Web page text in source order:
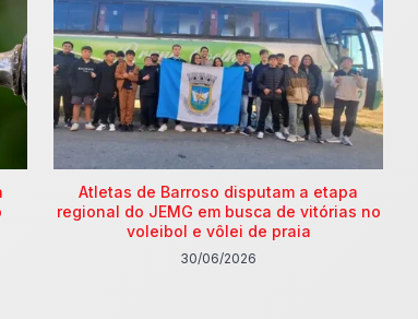
Atletas de Barroso disputam a etapa
regional do JEMG em busca de vitórias no
voleibol e vôlei de praia
30/06/2026